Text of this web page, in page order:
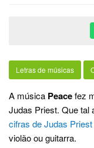
Letras de músicas
A música Peacefez
Judas Priest. Que tal
cifras de Judas Priest
violão ou guitarra.